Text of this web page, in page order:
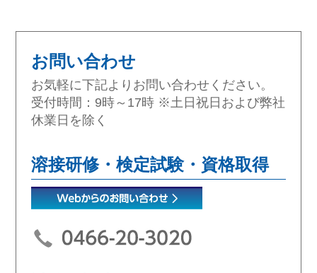
お問い合わせ
お気軽に下記よりお問い合わせください。
受付時間：9時～17時 ※土日祝日および弊社
休業日を除く
溶接研修・検定試験・資格取得